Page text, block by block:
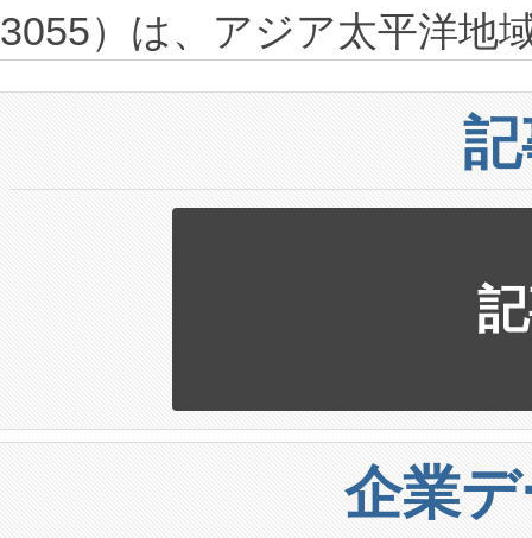
3055）は、アジア太平洋地
企業